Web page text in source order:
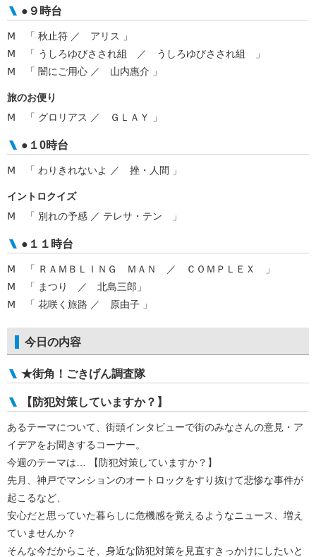
●９時台
Ⅿ 「 秋止符 ／ アリス 」
Ⅿ 「 うしろゆびさされ組 ／ うしろゆびさされ組 」
Ⅿ 「 闇にご用心 ／ 山内惠介 」
旅のお便り
Ⅿ 「 グロリアス ／ ＧＬＡＹ 」
●１0時台
Ⅿ 「 わりきれないよ ／ 挫・人間 」
イントロクイズ
Ⅿ 「 別れの予感 ／ テレサ・テン 」
●１１時台
Ⅿ 「 ＲＡＭＢＬＩＮＧ ＭＡＮ ／ ＣＯＭＰＬＥＸ 」
Ⅿ 「 まつり ／ 北島三郎」
Ⅿ 「 花咲く旅路 ／ 原由子 」
今日の内容
★街角！ごきげん調査隊
【防犯対策していますか？】
あるテーマについて、街頭インタビューで街のみなさんの意見・ア
イデアをお聞きするコーナー。
今週のテーマは… 【防犯対策していますか？】
先月、神戸でマンションのオートロックをすり抜けて悲惨な事件が
起こるなど、
安心だと思っていた暮らしに危機感を覚えるようなニュース、増え
ていませんか？
そんな今だからこそ、身近な防犯対策を見直すきっかけにしたいと